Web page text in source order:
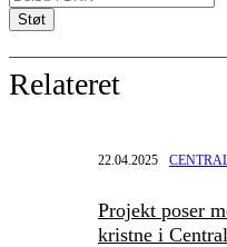
Relateret
22.04.2025
Projekt poser
kristne i